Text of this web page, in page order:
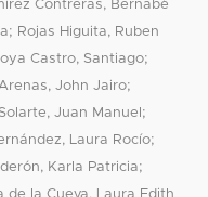
Contreras, Bernabé
; Rojas Higuita, Ruben
Castro, Santiago;
John Jairo;
Juan Manuel ;
Laura Rocío;
Karla Patricia;
de la Cueva, Laura Edith